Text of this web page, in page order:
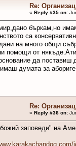
Re:
« Reply #35 on:
бъркам,но
са
на много общи
помощи от
да поставиш
думата за
Re:
« Reply #36 on:
заповеди" на